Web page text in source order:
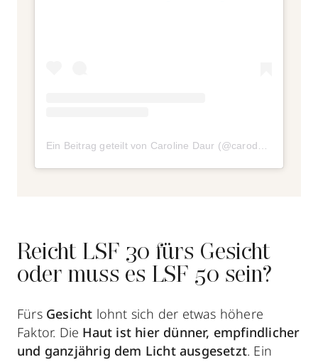
Reicht LSF 30 fürs Gesicht
oder muss es LSF 50 sein?
Fürs Gesicht lohnt sich der etwas höhere
Faktor. Die Haut ist hier dünner, empfindlicher
und ganzjährig dem Licht ausgesetzt. Ein